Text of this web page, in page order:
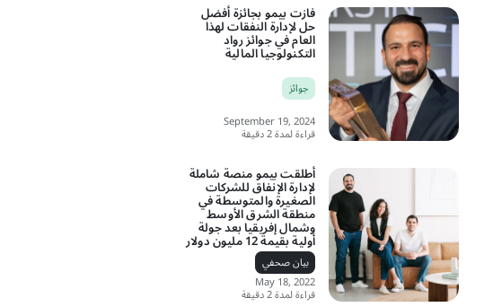
فازت بيمو بجائزة أفضل
حل لإدارة النفقات لهذا
العام في جوائز رواد
التكنولوجيا المالية
جوائز
September 19, 2024
قراءة لمدة 2 دقيقة
أطلقت بيمو منصة شاملة
لإدارة الإنفاق للشركات
الصغيرة والمتوسطة في
منطقة الشرق الأوسط
وشمال إفريقيا بعد جولة
أولية بقيمة 12 مليون دولار
بيان صحفي
May 18, 2022
قراءة لمدة 2 دقيقة